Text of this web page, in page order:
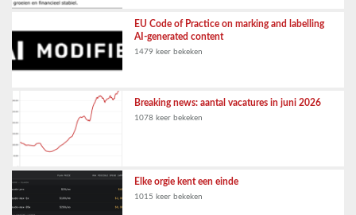
EU Code of Practice on marking and labelling
AI-generated content
1479 keer bekeken
Breaking news: aantal vacatures in juni 2026
1078 keer bekeken
Elke orgie kent een einde
1015 keer bekeken